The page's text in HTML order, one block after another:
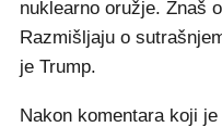
nuklearno oružje. Znaš
Razmišljaju o
je Trump.
Nakon komentara koji